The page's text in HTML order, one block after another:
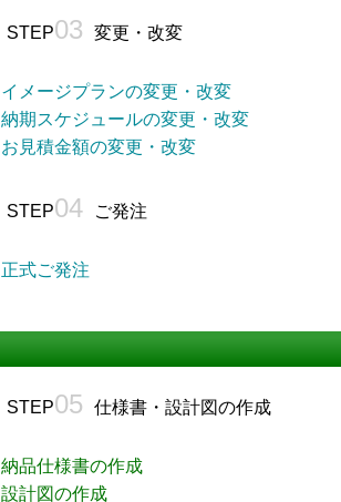
STEP03 変更・改変
イメージプランの変更・改変
納期スケジュールの変更・改変
お見積金額の変更・改変
STEP04 ご発注
正式ご発注
STEP05 仕様書・設計図の作成
納品仕様書の作成
設計図の作成